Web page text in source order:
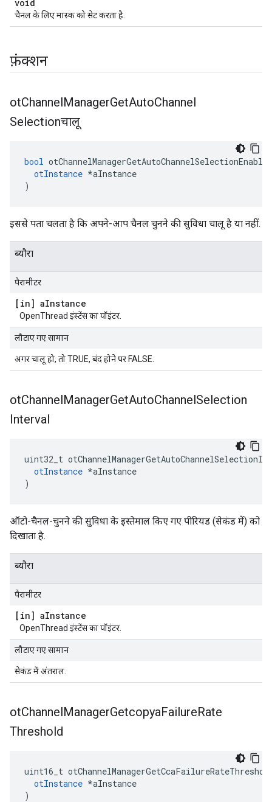
void
चैनल के लिए मास्क को सेट करता है.
फ़ंक्शन
otChannelManagerGetAutoChannel
Selectionचालू
bool otChannelManagerGetAutoChannelSelectionEnabled
otInstance *aInstance
)
इससे पता चलता है कि अपने-आप चैनल चुनने की सुविधा चालू है या नहीं.
ब्यौरा
पैरामीटर
[in] aInstance
OpenThread इंस्टेंस का पॉइंटर.
लौटाए गए सामान
अगर चालू हो, तो TRUE, बंद होने पर FALSE.
otChannelManagerGetAutoChannelSelection
Interval
uint32_t
otInstance *aInstance
)
ऑटो-चैनल-चुनने की सुविधा के इस्तेमाल किए गए पीरियड (सेकंड में) को
दिखाता है.
ब्यौरा
पैरामीटर
[in] aInstance
OpenThread इंस्टेंस का पॉइंटर.
लौटाए गए सामान
सेकंड में अंतराल.
otChannelManagerGetcopyaFailureRate
Threshold
uint16_t
otInstance *aInstance
)